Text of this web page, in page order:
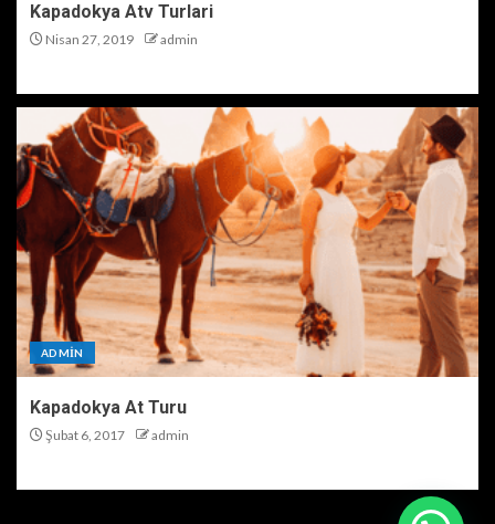
Kapadokya Atv Turlari
Nisan 27, 2019 admin
ADMIN
Kapadokya At Turu
Şubat 6, 2017 admin